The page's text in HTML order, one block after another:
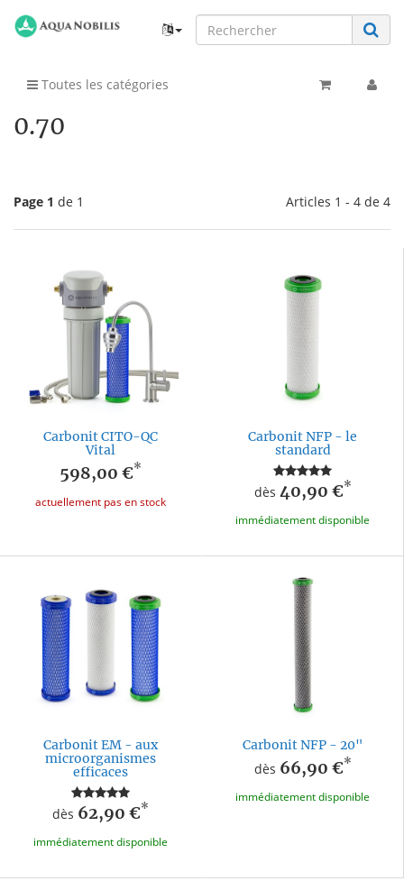
Toutes les catégories
0.70
Page 1 de 1 Articles 1 - 4 de 4
Carbonit CITO-QC
Vital
598,00 €*
actuellement pas en stock
Carbonit NFP - le
standard
dès 40,90 €*
immédiatement disponible
Carbonit EM - aux
microorganismes
efficaces
dès 62,90 €*
immédiatement disponible
Carbonit NFP - 20"
dès 66,90 €*
immédiatement disponible